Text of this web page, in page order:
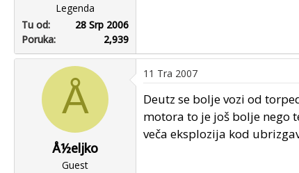
Legenda
Tu od
28 Srp 2006
Poruka
2,939
Å
Å½eljko
Guest
11 Tra 2007
Deutz se bolje vozi od
motora to je još bolje nego
veča eksplozija kod